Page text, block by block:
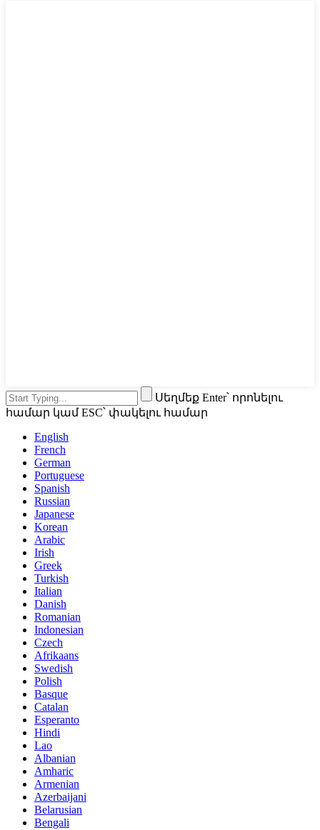
Սեղմեք Enter՝ որոնելու
համար կամ ESC՝ փակելու համար
English
French
German
Portuguese
Spanish
Russian
Japanese
Korean
Arabic
Irish
Greek
Turkish
Italian
Danish
Romanian
Indonesian
Czech
Afrikaans
Swedish
Polish
Basque
Catalan
Esperanto
Hindi
Lao
Albanian
Amharic
Armenian
Azerbaijani
Belarusian
Bengali